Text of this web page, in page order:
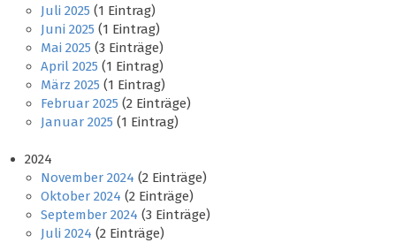
Juli 2025 (1 Eintrag)
Juni 2025 (1 Eintrag)
Mai 2025 (3 Einträge)
April 2025 (1 Eintrag)
März 2025 (1 Eintrag)
Februar 2025 (2 Einträge)
Januar 2025 (1 Eintrag)
2024
November 2024 (2 Einträge)
Oktober 2024 (2 Einträge)
September 2024 (3 Einträge)
Juli 2024 (2 Einträge)